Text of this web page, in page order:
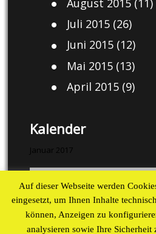
August 2015(11)
Juli 2015(26)
Juni 2015(12)
Mai 2015(13)
April 2015(9)
Kalender
Januar 2017
Auf dieser Webseite werden
eingesetzt, um Ihnen Inhalte
können, Anzeigen zu
analysieren sowie Ihre Sicherheit